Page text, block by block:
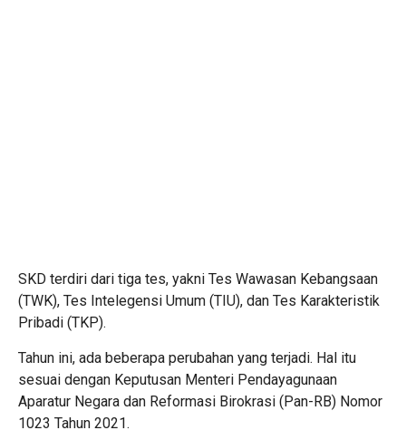
SKD terdiri dari tiga tes, yakni Tes Wawasan Kebangsaan
(TWK), Tes Intelegensi Umum (TIU), dan Tes Karakteristik
Pribadi (TKP).
Tahun ini, ada beberapa perubahan yang terjadi. Hal itu
sesuai dengan Keputusan Menteri Pendayagunaan
Aparatur Negara dan Reformasi Birokrasi (Pan-RB) Nomor
1023 Tahun 2021.